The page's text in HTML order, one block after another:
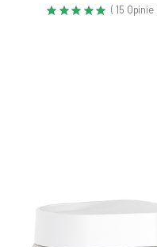
( 15 Opinie